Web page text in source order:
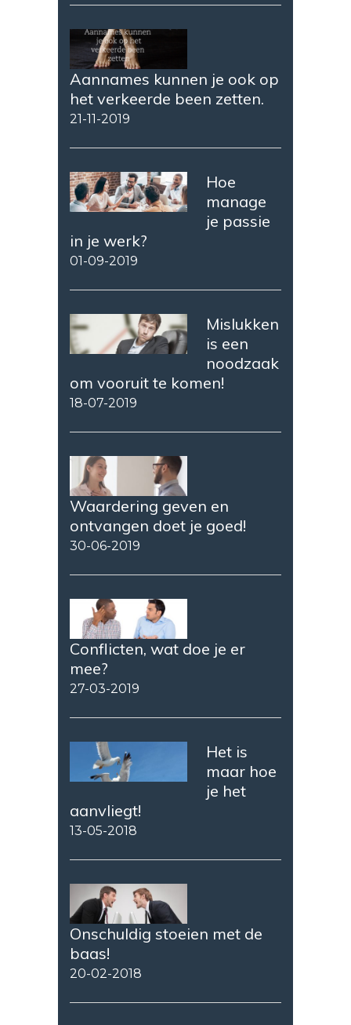
Aannames kunnen je ook op
het verkeerde been zetten.
21-11-2019
Hoe
manage
je passie
in je werk?
01-09-2019
Mislukken
is een
noodzaak
om vooruit te komen!
18-07-2019
Waardering geven en
ontvangen doet je goed!
30-06-2019
Conflicten, wat doe je er
mee?
27-03-2019
Het is
maar hoe
je het
aanvliegt!
13-05-2018
Onschuldig stoeien met de
baas!
20-02-2018